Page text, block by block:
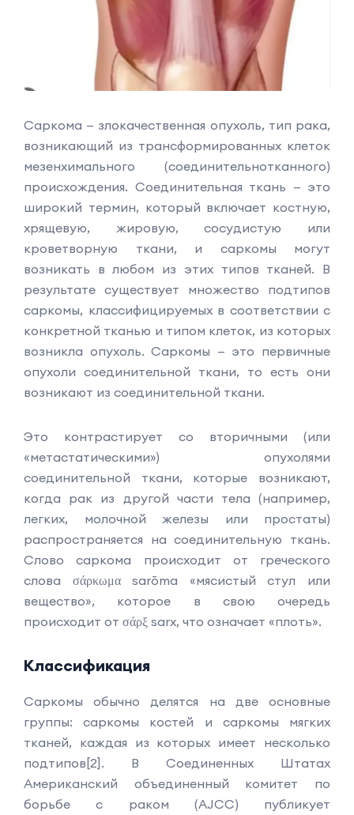
Саркома — злокачественная опухоль, тип рака,
возникающий из трансформированных клеток
мезенхимального (соединительнотканного)
происхождения. Соединительная ткань — это
широкий термин, который включает костную,
хрящевую, жировую, сосудистую или
кроветворную ткани, и саркомы могут
возникать в любом из этих типов тканей. В
результате существует множество подтипов
саркомы, классифицируемых в соответствии с
конкретной тканью и типом клеток, из которых
возникла опухоль. Саркомы — это первичные
опухоли соединительной ткани, то есть они
возникают из соединительной ткани.
Это контрастирует со вторичными (или
«метастатическими») опухолями
соединительной ткани, которые возникают,
когда рак из другой части тела (например,
легких, молочной железы или простаты)
распространяется на соединительную ткань.
Слово саркома происходит от греческого
слова σάρκωμα sarōma «мясистый стул или
вещество», которое в свою очередь
происходит от σάρξ sarx, что означает «плоть».
Классификация
Саркомы обычно делятся на две основные
группы: саркомы костей и саркомы мягких
тканей, каждая из которых имеет несколько
подтипов[2]. В Соединенных Штатах
Американский объединенный комитет по
борьбе с раком (AJCC) публикует